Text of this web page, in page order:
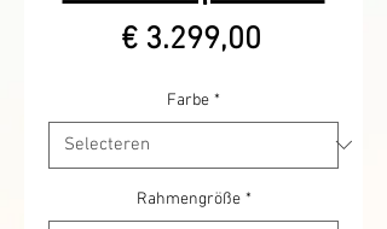
€ 3.299,00Prijs
Farbe *
Rahmengröße *